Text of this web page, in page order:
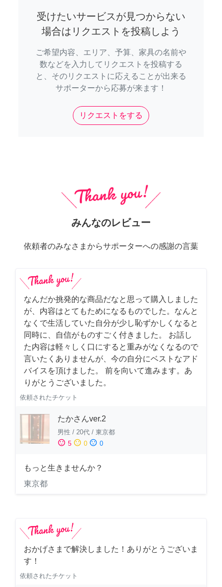
受けたいサービスが見つからない
場合はリクエストを投稿しよう
ご希望内容、エリア、予算、家具の名前や
数などを入力してリクエストを投稿する
と、そのリクエストに応えることが出来る
サポーターから応募が来ます！
リクエストをする
みんなのレビュー
依頼者のみなさまからサポーターへの感謝の言葉
なんだか挑発的な商品だなと思って購入しました
が、内容はとてもためになるものでした。なんと
なくで生活していた自分が少し恥ずかしくなると
同時に、自信がものすごく付きました。 お話し
た内容は軽々しく口にすると重みがなくなるので
言いたくありませんが、今の自分にベストなアド
バイスを頂けました。 前を向いて進みます。あ
りがとうございました。
依頼されたチケット
たかさんver.2
男性 / 20代 / 東京都
sentiment_satisfied 5 sentiment_neutral 0 sentiment_dissatisfied 0
もっと生きませんか？
東京都
おかげさまで解決しました！ありがとうございま
す！
依頼されたチケット